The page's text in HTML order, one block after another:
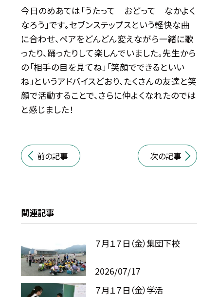
今日のめあては「うたって おどって なかよく
なろう」です。セブンステップスという軽快な曲
に合わせ、ペアをどんどん変えながら一緒に歌
ったり、踊ったりして楽しんでいました。先生から
の「相手の目を見てね」「笑顔でできるといい
ね」というアドバイスどおり、たくさんの友達と笑
顔で活動することで、さらに仲よくなれたのでは
と感じました！
前の記事 次の記事
関連記事
７月１７日（金）集団下校
2026/07/17
７月１７日（金）学活